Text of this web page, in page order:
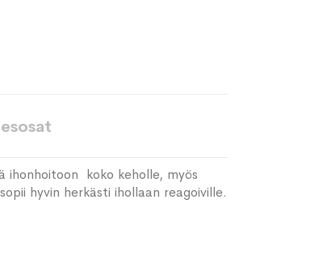
ihonhoitoon koko keholle, myös
hyvin herkästi ihollaan reagoiville.